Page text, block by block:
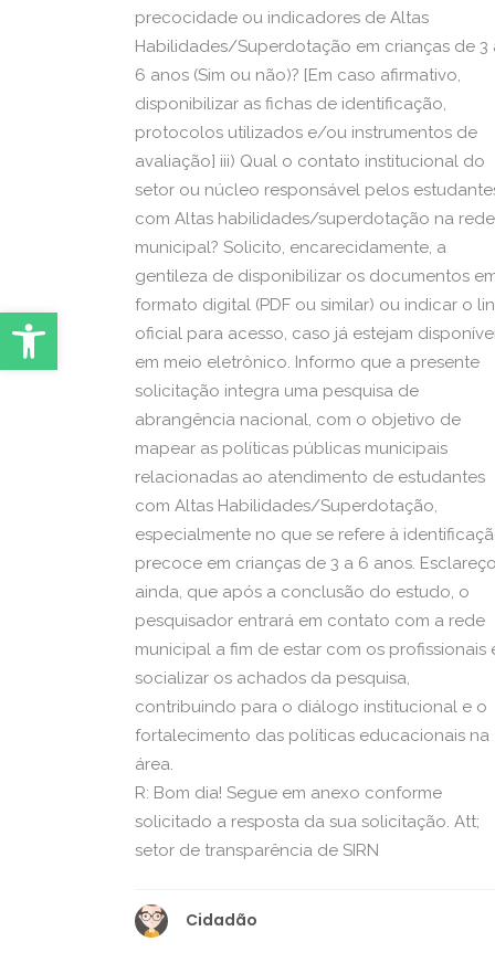
Abrir Ferramentas
precocidade ou indicadores de Altas
Habilidades/Superdotação em crianças de 3
6 anos (Sim ou não)? [Em caso afirmativo,
disponibilizar as fichas de identificação,
protocolos utilizados e/ou instrumentos de
avaliação] iii) Qual o contato institucional do
setor ou núcleo responsável pelos
com Altas habilidades/superdotação na rede
municipal? Solicito, encarecidamente, a
gentileza de disponibilizar os documentos
formato digital (PDF ou similar) ou indicar o
oficial para acesso, caso já estejam
em meio eletrônico. Informo que a presente
solicitação integra uma pesquisa de
abrangência nacional, com o objetivo de
mapear as políticas públicas municipais
relacionadas ao atendimento de estudantes
com Altas Habilidades/Superdotação,
especialmente no que se refere à
precoce em crianças de 3 a 6 anos.
ainda, que após a conclusão do estudo, o
pesquisador entrará em contato com a rede
municipal a fim de estar com os profissionais
socializar os achados da pesquisa,
contribuindo para o diálogo institucional e o
fortalecimento das políticas educacionais na
área.
R: Bom dia! Segue em anexo conforme
solicitado a resposta da sua solicitação. Att;
setor de transparência de SIRN
Cidadão